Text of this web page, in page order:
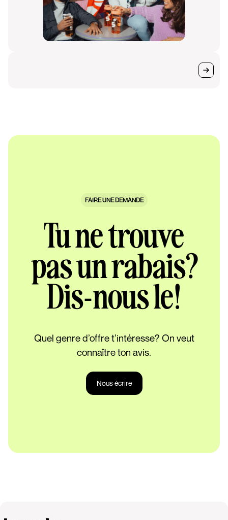
FAIRE UNE DEMANDE
Tu ne trouve
pas un rabais?
Dis-nous le!
Quel genre d’offre t’intéresse? On veut
connaître ton avis.
Nous écrire